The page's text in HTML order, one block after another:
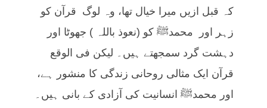
کہ قبل ازیں میرا خیال تھا، وہ لوگ قرآن کو
زہر اور محمدﷺ کو (نعوذ باللہ ) جھوٹا اور
دہشت گرد سمجھتے ہیں۔ لیکن فی الوقع
قرآن ایک مثالی روحانی زندگی کا منشور ہے،
اور محمدﷺ انسانیت کی آزادی کے بانی ہیں۔